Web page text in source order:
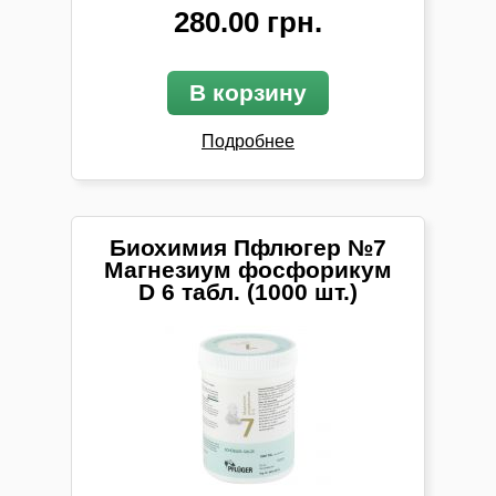
появляются,то исчезают. Магнезия фосфорика
также помогает при судорогах в любой части
тела, если присутствуют те же модальности –
улучшение от тепла и давления.
Очень хорошо лекарство помогает при
болезненных менструациях у женщин. По
крайней мере,оно может значительно
280.00 грн.
В корзину
Подробнее
Биохимия Пфлюгер №7
Магнезиум фосфорикум
D 6 табл. (1000 шт.)